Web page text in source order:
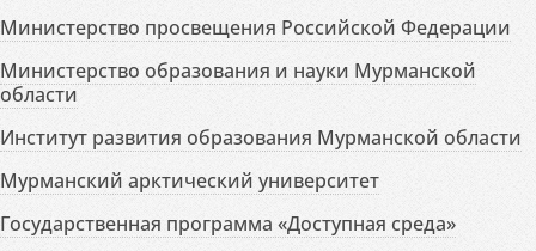
Министерство просвещения Российской Федерации
Министерство образования и науки Мурманской
области
Институт развития образования Мурманской области
Мурманский арктический университет
Государственная программа «Доступная среда»